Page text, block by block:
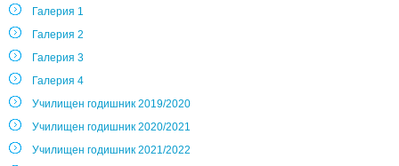
Галерия 1
Галерия 2
Галерия 3
Галерия 4
Училищен годишник 2019/2020
Училищен годишник 2020/2021
Училищен годишник 2021/2022